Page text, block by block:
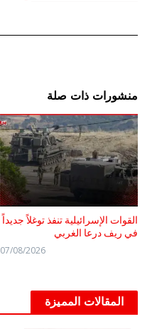
منشورات ذات صلة
القوات الإسرائيلية تنفذ توغلاً جديداً
في ريف درعا الغربي
07/08/2026
المقالات المميزة